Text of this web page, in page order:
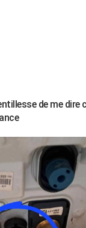
de me dire